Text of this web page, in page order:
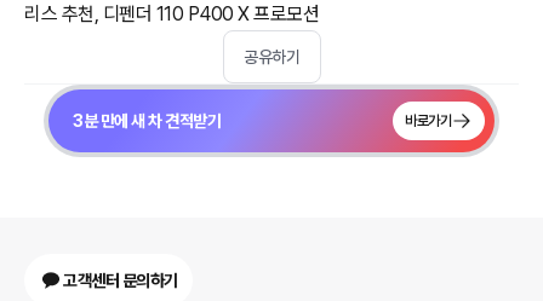
리스 추천, 디펜더 110 P400 X 프로모션
공유하기
3분 만에 새 차 견적받기 바로가기
고객센터 문의하기